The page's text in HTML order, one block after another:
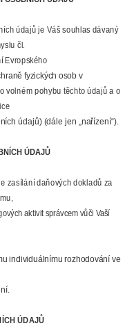
údajů je Váš souhlas dávaný
čl.
Evropského
fyzických osob v
volném pohybu těchto údajů a o
údajů) (dále jen „nařízení“).
ÚDAJŮ
zasílání daňových dokladů za
aktivit správcem vůči Vaší
individuálnímu rozhodování ve
ÚDAJŮ